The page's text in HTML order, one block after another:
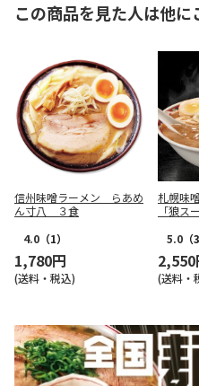
この商品を見た人は他
信州味噌ラーメン らあめ
ん寸八 ３食
4.0 （1）
1,780円
(送料・税込)
札幌味
「狼ス
5.0 （
2,550
(送料・